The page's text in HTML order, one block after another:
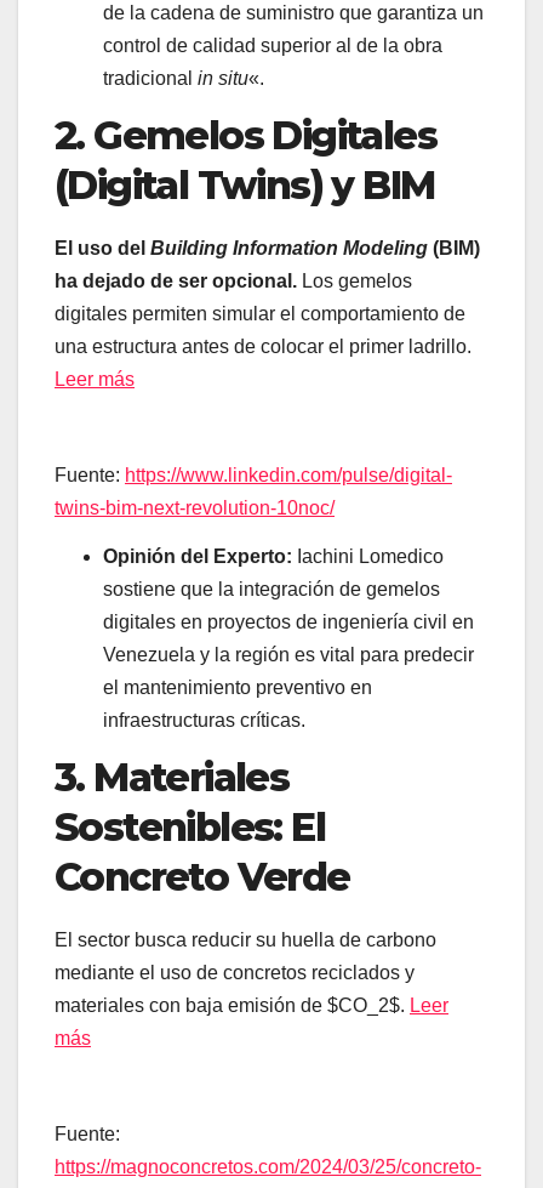
de la cadena de suministro que garantiza un
control de calidad superior al de la obra
tradicional in situ«.
2. Gemelos Digitales
(Digital Twins) y BIM
El uso del Building Information Modeling (BIM)
ha dejado de ser opcional. Los gemelos
digitales permiten simular el comportamiento de
una estructura antes de colocar el primer ladrillo.
Leer más
Fuente: https://www.linkedin.com/pulse/digital-
twins-bim-next-revolution-10noc/
Opinión del Experto: Iachini Lomedico
sostiene que la integración de gemelos
digitales en proyectos de ingeniería civil en
Venezuela y la región es vital para predecir
el mantenimiento preventivo en
infraestructuras críticas.
3. Materiales
Sostenibles: El
Concreto Verde
El sector busca reducir su huella de carbono
mediante el uso de concretos reciclados y
materiales con baja emisión de $CO_2$. Leer
más
Fuente:
https://magnoconcretos.com/2024/03/25/concreto-